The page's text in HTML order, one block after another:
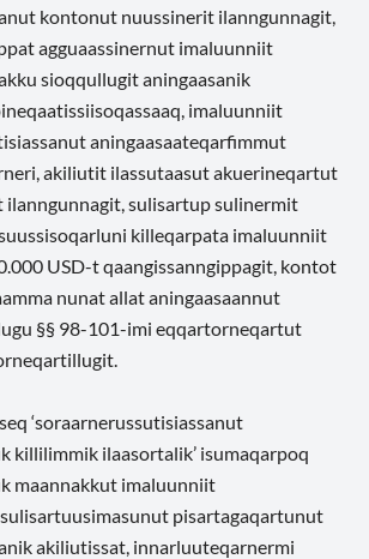
kontonut nuussinerit ilanngunnagit,
agguaassinernut imaluunniit
sioqqullugit aningaasanik
imaluunniit
aningaasaateqarfimmut
akiliutit ilassutaasut akuerineqartut
ilanngunnagit, sulisartup sulinermit
killeqarpata imaluunniit
USD-t qaangissanngippagit, kontot
nunat allat aningaasaannut
§§ 98-101-imi eqqartorneqartut
‘soraarnerussutisiassanut
killilimmik ilaasortalik’ isumaqarpoq
maannakkut imaluunniit
pisartagaqartunut
akiliutissat, innarluuteqarnermi